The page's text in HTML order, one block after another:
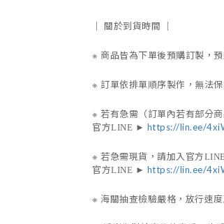
關於到貨時間
※ 商品皆為下單後預購訂製，
※ 訂單依排單順序製作，無法
※ 若有急需（訂單內若有部分
官方LINE ► https://lin.ee/
※ 若急需現貨，請加入官方
官方LINE ► https://lin.ee/
※ 海關抽查檢驗嚴格，放行速